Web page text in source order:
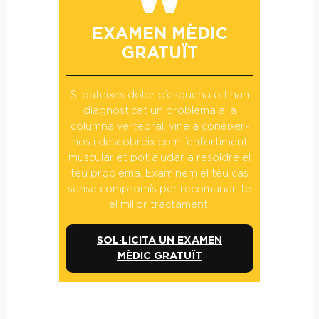
EXAMEN MÈDIC
GRATUÏT
Si pateixes dolor d’esquena o t’han
diagnosticat un problema a la
columna vertebral, vine a conèixer-
nos i descobreix com l’enfortiment
muscular et pot ajudar a resoldre el
teu problema. Examinem el teu cas
sense compromís per recomanar-te
el millor tractament.
SOL·LICITA UN EXAMEN
MÈDIC GRATUÏT